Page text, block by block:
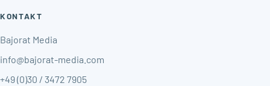
KONTAKT
Bajorat Media
info@bajorat-media.com
+49 (0)30 / 3472 7905